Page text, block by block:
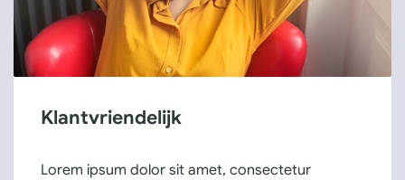
Klantvriendelijk
Lorem ipsum dolor sit amet, consectetur